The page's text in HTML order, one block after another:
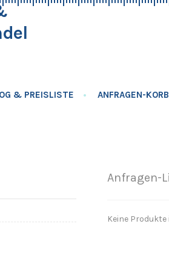
& PREISLISTE ANFRAGEN-KORB
Anfragen-
Keine